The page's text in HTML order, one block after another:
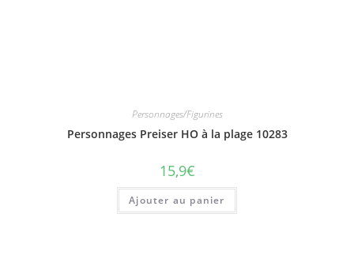
Personnages/Figurines
Personnages Preiser HO à la plage 10283
15,9€
Ajouter au panier